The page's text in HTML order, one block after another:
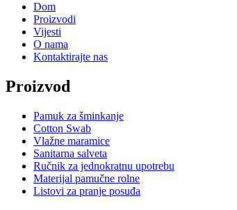
Dom
Proizvodi
Vijesti
O nama
Kontaktirajte nas
Proizvod
Pamuk za šminkanje
Cotton Swab
Vlažne maramice
Sanitarna salveta
Ručnik za jednokratnu upotrebu
Materijal pamučne rolne
Listovi za pranje posuđa